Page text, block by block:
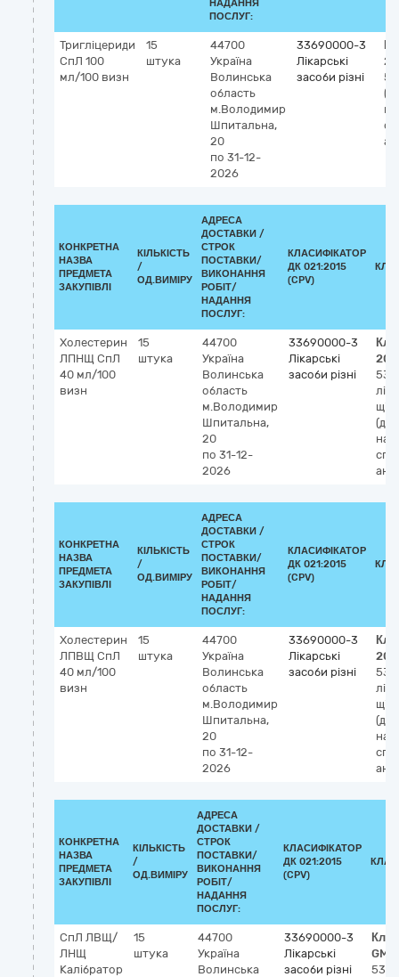
НАДАННЯ
ПОСЛУГ:
Тригліцериди
СпЛ 100
мл/100 визн
15
штука
44700
Україна
Волинська
область
м.Володимир
Шпитальна,
20
по 31-12-
2026
33690000-3
Лікарські
засоби різні
КОНКРЕТНА
НАЗВА
ПРЕДМЕТА
ЗАКУПІВЛІ
КІЛЬКІСТЬ
/
ОД.ВИМІРУ
АДРЕСА
ДОСТАВКИ /
СТРОК
ПОСТАВКИ/
ВИКОНАННЯ
РОБІТ/
НАДАННЯ
ПОСЛУГ:
КЛАСИФІКАТОР
ДК 021:2015
(CPV)
Холестерин
ЛПНЩ СпЛ
40 мл/100
визн
15
штука
44700
Україна
Волинська
область
м.Володимир
Шпитальна,
20
по 31-12-
2026
33690000-3
Лікарські
засоби різні
КОНКРЕТНА
НАЗВА
ПРЕДМЕТА
ЗАКУПІВЛІ
КІЛЬКІСТЬ
/
ОД.ВИМІРУ
АДРЕСА
ДОСТАВКИ /
СТРОК
ПОСТАВКИ/
ВИКОНАННЯ
РОБІТ/
НАДАННЯ
ПОСЛУГ:
КЛАСИФІКАТОР
ДК 021:2015
(CPV)
Холестерин
ЛПВЩ СпЛ
40 мл/100
визн
15
штука
44700
Україна
Волинська
область
м.Володимир
Шпитальна,
20
по 31-12-
2026
33690000-3
Лікарські
засоби різні
КОНКРЕТНА
НАЗВА
ПРЕДМЕТА
ЗАКУПІВЛІ
КІЛЬКІСТЬ
/
ОД.ВИМІРУ
АДРЕСА
ДОСТАВКИ /
СТРОК
ПОСТАВКИ/
ВИКОНАННЯ
РОБІТ/
НАДАННЯ
ПОСЛУГ:
КЛАСИФІКАТОР
ДК 021:2015
(CPV)
СпЛ ЛВЩ/
ЛНЩ
Калібратор
15
штука
44700
Україна
Волинська
33690000-3
Лікарські
засоби різні